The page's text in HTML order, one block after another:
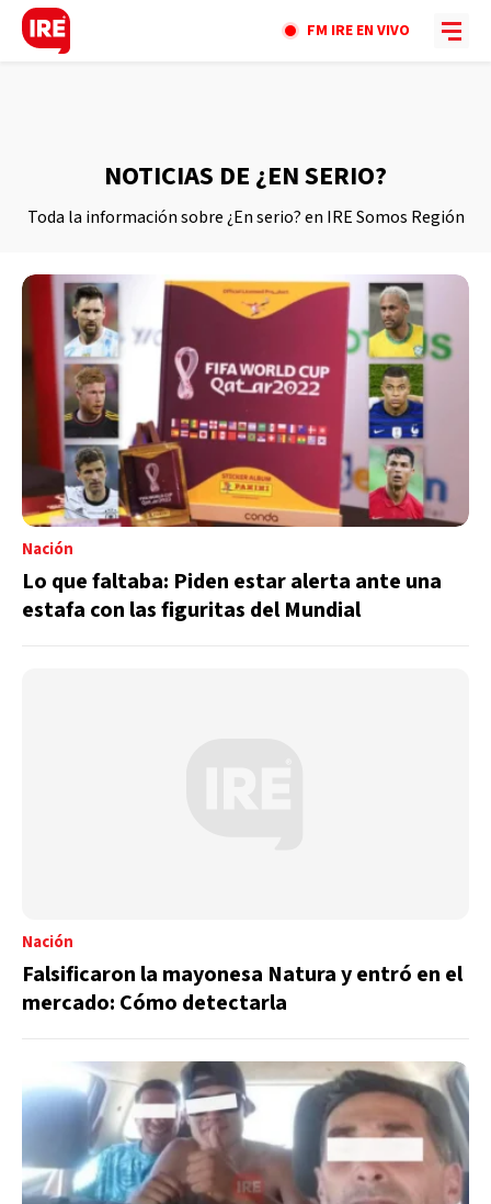
FM IRE EN VIVO
NOTICIAS DE ¿EN SERIO?
Toda la información sobre ¿En serio? en IRE Somos Región
Nación
Lo que faltaba: Piden estar alerta ante una
estafa con las figuritas del Mundial
Nación
Falsificaron la mayonesa Natura y entró en el
mercado: Cómo detectarla